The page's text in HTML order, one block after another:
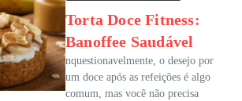
Torta Doce Fitness:
Banoffee Saudável
nquestionavelmente, o desejo por
um doce após as refeições é algo
comum, mas você não precisa